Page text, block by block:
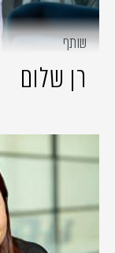
שותף
רן שלום